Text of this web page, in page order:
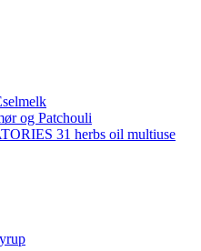
og Patchouli
31 herbs oil multiuse